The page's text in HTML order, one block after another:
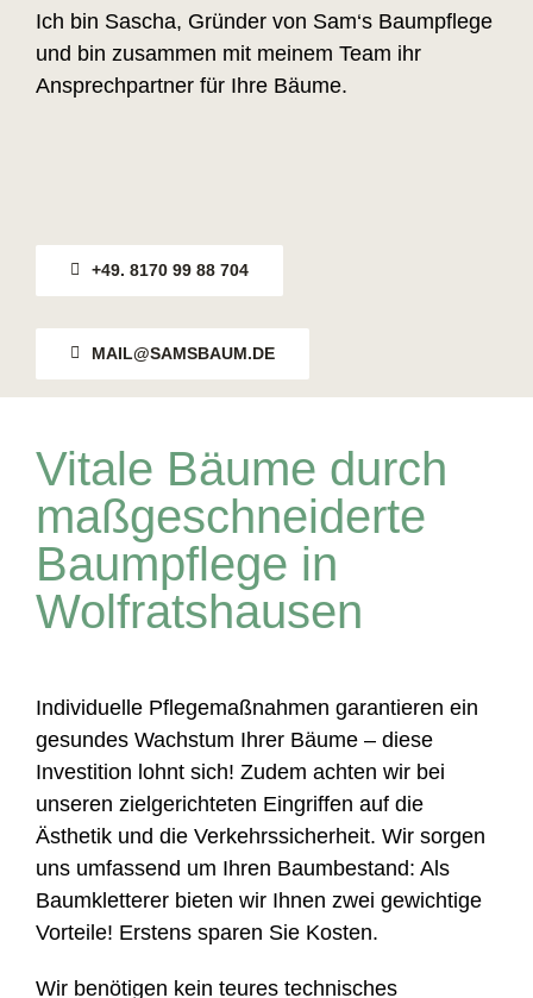
Ich bin Sascha, Gründer von Sam‘s Baumpflege
und bin zusammen mit meinem Team ihr
Ansprechpartner für Ihre Bäume.
+49. 8170 99 88 704
MAIL@SAMSBAUM.DE
Vitale Bäume durch
maßgeschneiderte
Baumpflege in
Wolfratshausen
Individuelle Pflegemaßnahmen garantieren ein
gesundes Wachstum Ihrer Bäume – diese
Investition lohnt sich! Zudem achten wir bei
unseren zielgerichteten Eingriffen auf die
Ästhetik und die Verkehrssicherheit. Wir sorgen
uns umfassend um Ihren Baumbestand: Als
Baumkletterer bieten wir Ihnen zwei gewichtige
Vorteile! Erstens sparen Sie Kosten.
Wir benötigen kein teures technisches